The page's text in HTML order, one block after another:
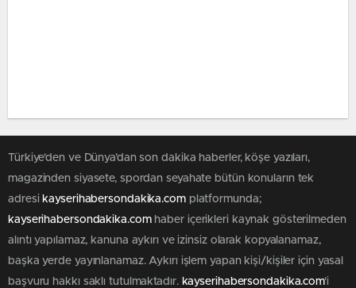
Türkiye'den ve Dünya’dan son dakika haberler, köşe yazıları,
magazinden siyasete, spordan seyahate bütün konuların tek
adresi kayserihabersondakika.complatformunda;
kayserihabersondakika.comhaber içerikleri kaynak gösterilmeden
alıntı yapılamaz, kanuna aykırı ve izinsiz olarak kopyalanamaz,
başka yerde yayınlanamaz. Aykırı işlem yapan kişi/kişiler için yasal
başvuru hakkı saklı tutulmaktadır. kayserihabersondakika.com'i